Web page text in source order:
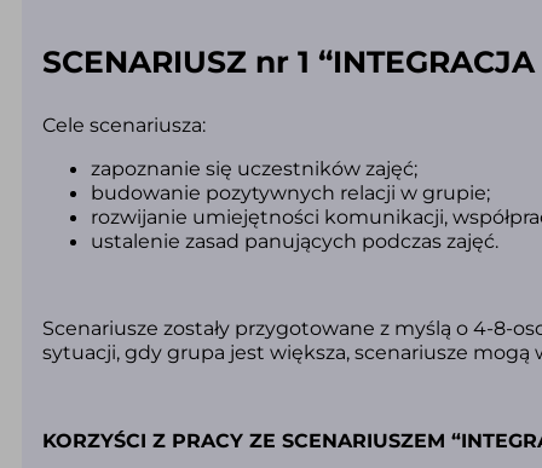
SCENARIUSZ nr 1
Cele scenariusza:
zapoznanie się uczestników zajęć;
budowanie pozytywnych relacji w grupie;
rozwijanie umiejętności komunikacji,
ustalenie zasad panujących podczas zajęć.
Scenariusze zostały przygotowane z myślą o 4-8-
sytuacji, gdy grupa jest większa, scenariusze
KORZYŚCI Z PRACY ZE SCENARIUSZEM